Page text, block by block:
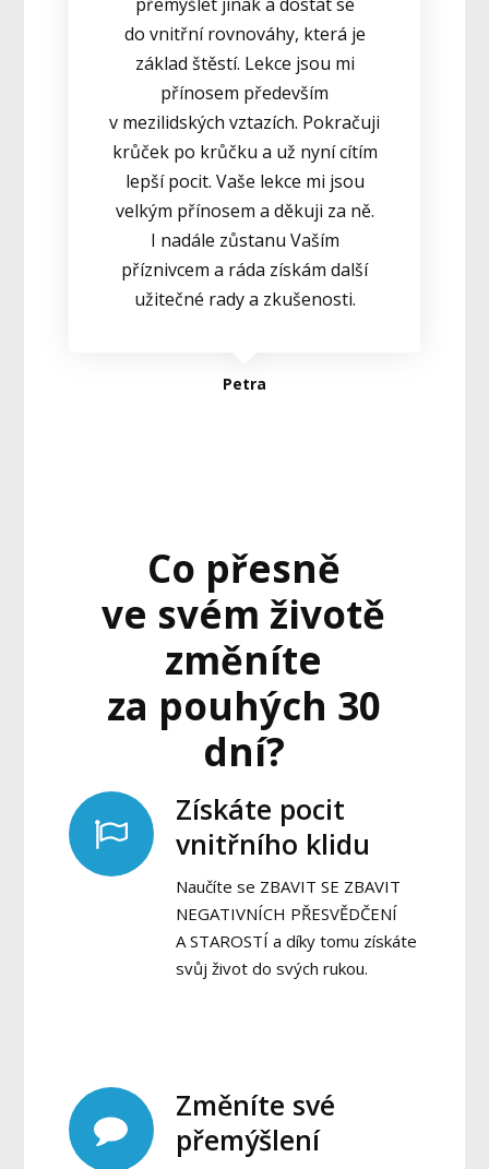
do vnitřní rovnováhy, která je
základ štěstí. Lekce jsou mi
přínosem především
v mezilidských vztazích. Pokračuji
krůček po krůčku a už nyní cítím
lepší pocit. Vaše lekce mi jsou
velkým přínosem a děkuji za ně.
I nadále zůstanu Vaším
příznivcem a ráda získám další
užitečné rady a zkušenosti.
Petra
Co přesně
ve svém životě
změníte
za pouhých 30
dní?
Získáte pocit
vnitřního klidu
Naučíte se ZBAVIT SE ZBAVIT
NEGATIVNÍCH PŘESVĚDČENÍ
A STAROSTÍ a díky tomu získáte
svůj život do svých rukou.
Změníte své
přemýšlení